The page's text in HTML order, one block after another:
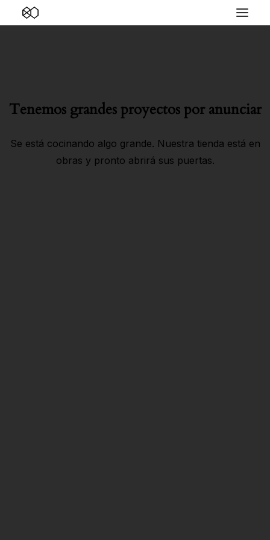
Tenemos grandes proyectos por anunciar
Se está cocinando algo grande. Nuestra tienda está en
obras y pronto abrirá sus puertas.